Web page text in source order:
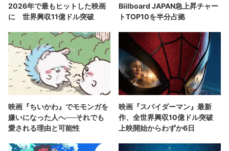
2026年で最もヒットした映画
に 世界興収11億ドル突破
Biilboard JAPAN急上昇チャー
トTOP10を半分占拠
映画『ちいかわ』でモモンガを
嫌いになった人へ──それでも
愛される理由と可能性
映画『スパイダーマン』最新
作、全世界興収10億ドル突破
上映開始からわずか6日